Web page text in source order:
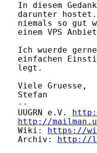
In diesem
darunter
niemals so gut
einem VPS
Ich wuerde
einfachen
legt.
Viele Gruesse,
Stefan
--
UUGRN e.V.
http://
Wiki:
https://
Archiv:
http://